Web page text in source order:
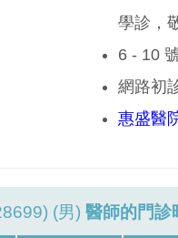
學診，
6 - 10
網路初
惠盛醫